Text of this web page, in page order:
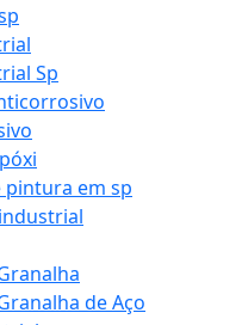
Sp
pintura em sp
de Aço